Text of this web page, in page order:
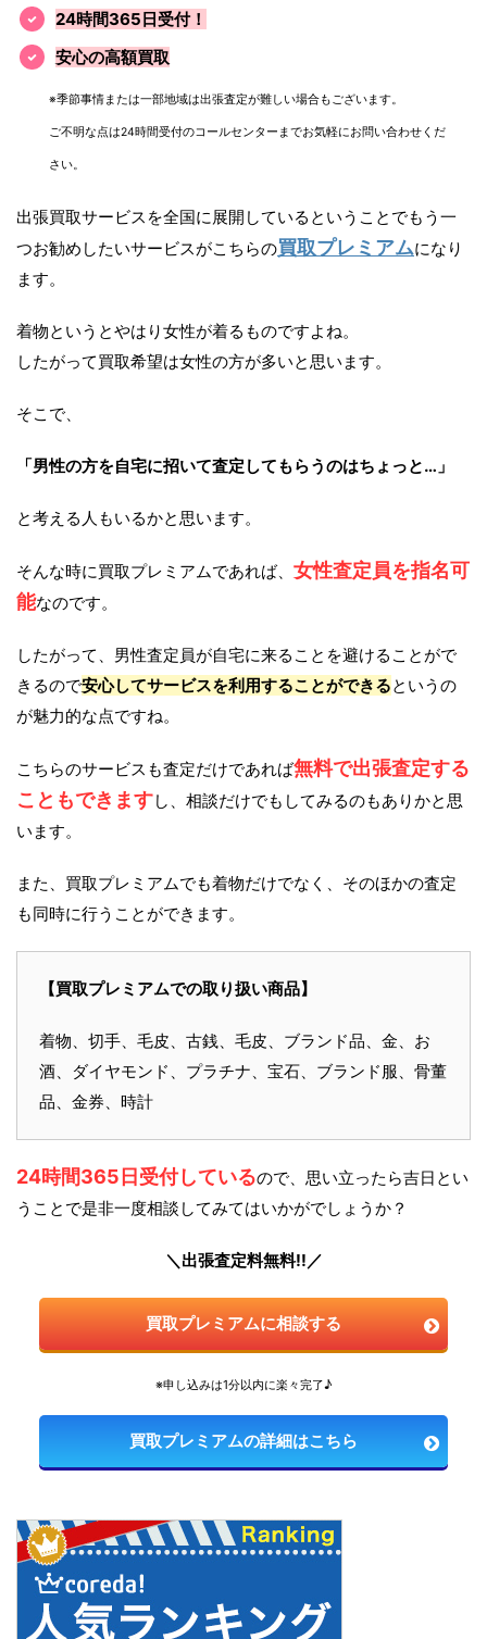
24時間365日受付！
安心の高額買取
※季節事情または一部地域は出張査定が難しい場合もございます。
ご不明な点は24時間受付のコールセンターまでお気軽にお問い合わせくだ
さい。
出張買取サービスを全国に展開しているということでもう一
つお勧めしたいサービスがこちらの買取プレミアムになり
ます。
着物というとやはり女性が着るものですよね。
したがって買取希望は女性の方が多いと思います。
そこで、
「男性の方を自宅に招いて査定してもらうのはちょっと…」
と考える人もいるかと思います。
そんな時に買取プレミアムであれば、 女性査定員を指名可
能なのです。
したがって、男性査定員が自宅に来ることを避けることがで
きるので安心してサービスを利用することができるというの
が魅力的な点ですね。
こちらのサービスも査定だけであれば無料で出張査定する
こともできますし、相談だけでもしてみるのもありかと思
います。
また、買取プレミアムでも着物だけでなく、そのほかの査定
も同時に行うことができます。
【買取プレミアムでの取り扱い商品】
着物、切手、毛皮、古銭、毛皮、ブランド品、金、お
酒、ダイヤモンド、プラチナ、宝石、ブランド服、骨董
品、金券、時計
24時間365日受付しているので、思い立ったら吉日とい
うことで是非一度相談してみてはいかがでしょうか？
＼出張査定料無料!!／
買取プレミアムに相談する
※申し込みは1分以内に楽々完了♪
買取プレミアムの詳細はこちら